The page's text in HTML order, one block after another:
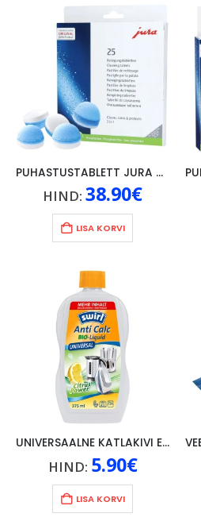
PUHASTUSTABLETT JURA 3-ETAPILINE, 25TK
HIND: 38.90€
LISA KORVI
UNIVERSAALNE KATLAKIVI EEMALDAJA SWIRL, 375ml
HIND: 5.90€
LISA KORVI